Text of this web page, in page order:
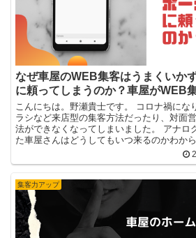
なぜ車屋のWEB集客はうまくいか
に頼ってしまうのか？車屋がWEB
こんにちは。野瀬貴士です。 コロナ禍にな
ラシなど来店型の集客方法だったり、対面
法ができなくなってしまいました。 アナロ
た車屋さんはどうしてもいつ来るのかわから
集客力アップ